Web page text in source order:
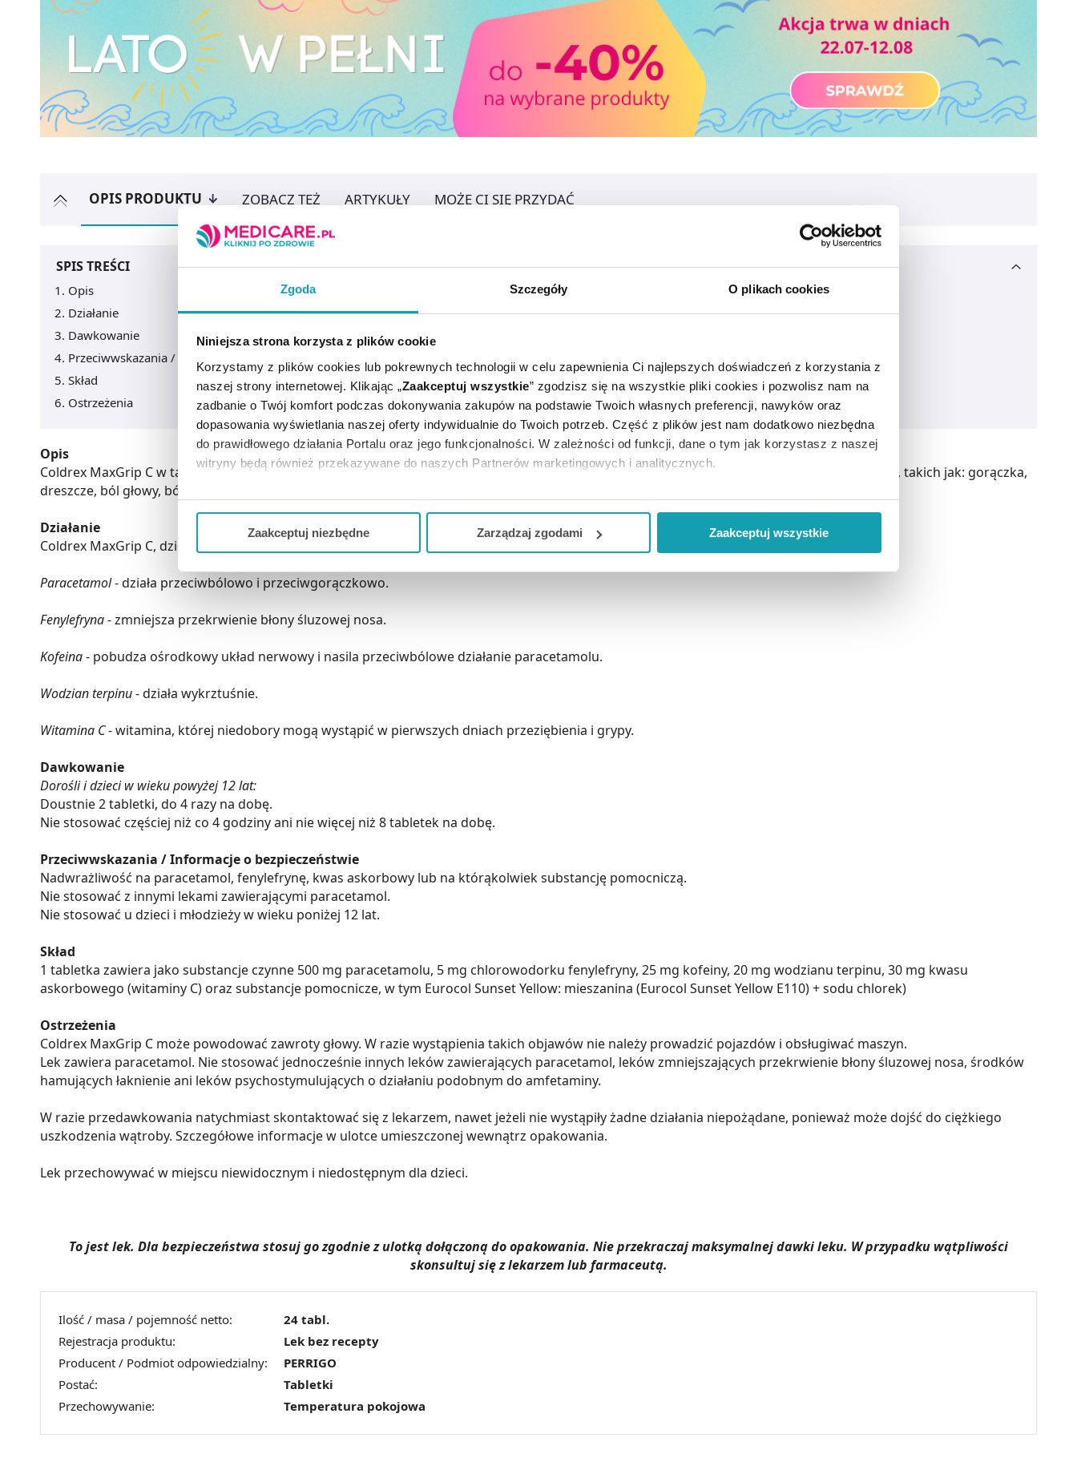
Zgoda Szczegóły O plikach cookies
Niniejsza strona korzysta z plików cookie
Korzystamy z plików cookies lub pokrewnych technologii w celu zapewnienia Ci najlepszych doświadczeń z korzystania z
naszej strony internetowej. Klikając „Zaakceptuj wszystkie” zgodzisz się na wszystkie pliki cookies i pozwolisz nam na
zadbanie o Twój komfort podczas dokonywania zakupów na podstawie Twoich własnych preferencji, nawyków oraz
dopasowania wyświetlania naszej oferty indywidualnie do Twoich potrzeb. Część z plików jest nam dodatkowo niezbędna
do prawidłowego działania Portalu oraz jego funkcjonalności. W zależności od funkcji, dane o tym jak korzystasz z naszej
witryny będą również przekazywane do naszych Partnerów marketingowych i analitycznych.
Jeżeli chcesz dostosować swoją zgodę i wybrać tylko niektóre dodatkowe funkcje, z którymi wiąże się zbieranie danych o
Ciebie danych, które nie są niezbędne dla funkcjonowania Strony. Będzie się to jednak wiązało z brakiem dostępu do
Zaakceptuj niezbędne Zarządzaj zgodami Zaakceptuj wszystkie
OPIS PRODUKTU ZOBACZ TEŻ ARTYKUŁY MOŻE CI SIĘ PRZYDAĆ
SPIS TREŚCI
Opis
Działanie
Dawkowanie
Przeciwwskazania / Informacje o bezpieczeństwie
Skład
Ostrzeżenia
Opis
Coldrex MaxGrip C w tabletkach zawiera kombinację aż pięciu substancji aktywnych. Stosowany jest w leczeniu objawów przeziębienia i grypy, takich jak: gorączka,
dreszcze, ból głowy, bóle gardła, bóle kostne i mięśniowe, a także katar.
Działanie
Coldrex MaxGrip C, dzięki wieloskładnikowej formule działa na 8 objawów przeziębienia lub grypy:
Paracetamol- działa przeciwbólowo i przeciwgorączkowo.
Fenylefryna- zmniejsza przekrwienie błony śluzowej nosa.
Kofeina- pobudza ośrodkowy układ nerwowy i nasila przeciwbólowe działanie paracetamolu.
Wodzian terpinu- działa wykrztuśnie.
Witamina C- witamina, której niedobory mogą wystąpić w pierwszych dniach przeziębienia i grypy.
Dawkowanie
Dorośli i dzieci w wieku powyżej 12 lat:
Doustnie 2 tabletki, do 4 razy na dobę.
Nie stosować częściej niż co 4 godziny ani nie więcej niż 8 tabletek na dobę.
Przeciwwskazania / Informacje o bezpieczeństwie
Nadwrażliwość na paracetamol, fenylefrynę, kwas askorbowy lub na którąkolwiek substancję pomocniczą.
Nie stosować z innymi lekami zawierającymi paracetamol.
Nie stosować u dzieci i młodzieży w wieku poniżej 12 lat.
Skład
1 tabletka zawiera jako substancje czynne 500 mg paracetamolu, 5 mg chlorowodorku fenylefryny, 25 mg kofeiny, 20 mg wodzianu terpinu, 30 mg kwasu
askorbowego (witaminy C) oraz substancje pomocnicze, w tym Eurocol Sunset Yellow: mieszanina (Eurocol Sunset Yellow E110) + sodu chlorek)
Ostrzeżenia
Coldrex MaxGrip C może powodować zawroty głowy. W razie wystąpienia takich objawów nie należy prowadzić pojazdów i obsługiwać maszyn.
Lek zawiera paracetamol. Nie stosować jednocześnie innych leków zawierających paracetamol, leków zmniejszających przekrwienie błony śluzowej nosa, środków
hamujących łaknienie ani leków psychostymulujących o działaniu podobnym do amfetaminy.
W razie przedawkowania natychmiast skontaktować się z lekarzem, nawet jeżeli nie wystąpiły żadne działania niepożądane, ponieważ może dojść do ciężkiego
uszkodzenia wątroby. Szczegółowe informacje w ulotce umieszczonej wewnątrz opakowania.
Lek przechowywać w miejscu niewidocznym i niedostępnym dla dzieci.
To jest lek. Dla bezpieczeństwa stosuj go zgodnie z ulotką dołączoną do opakowania. Nie przekraczaj maksymalnej dawki leku. W przypadku wątpliwości
skonsultuj się z lekarzem lub farmaceutą.
Ilość / masa / pojemność netto:
24 tabl.
Rejestracja produktu:
Lek bez recepty
Producent / Podmiot odpowiedzialny:
PERRIGO
Postać:
Tabletki
Przechowywanie:
Temperatura pokojowa